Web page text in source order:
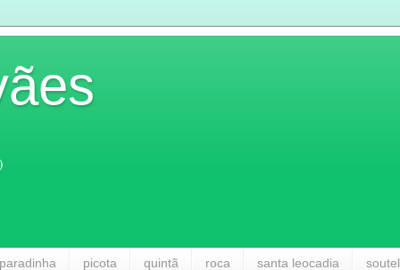
picota quintã roca santa leocadia